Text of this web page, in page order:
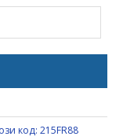
код: 215FR88